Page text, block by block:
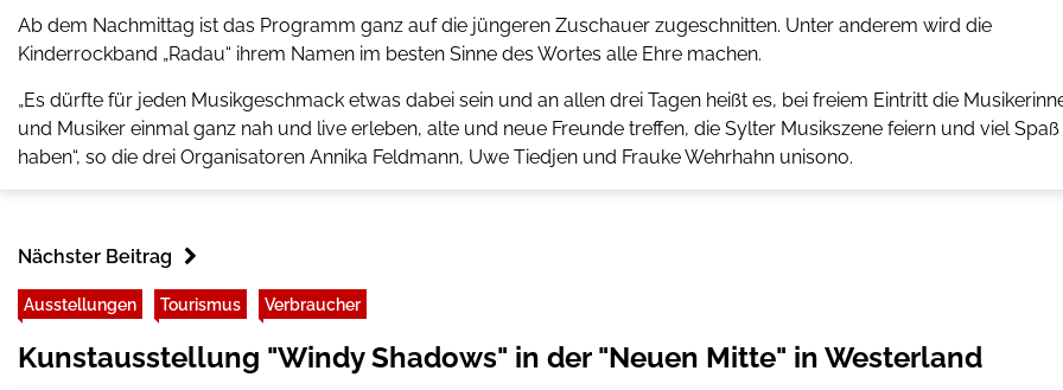
Ab dem Nachmittag ist das Programm ganz auf die jüngeren Zuschauer zugeschnitten. Unter anderem wird die
Kinderrockband „Radau“ ihrem Namen im besten Sinne des Wortes alle Ehre machen.
„Es dürfte für jeden Musikgeschmack etwas dabei sein und an allen drei Tagen heißt es, bei freiem Eintritt die
und Musiker einmal ganz nah und live erleben, alte und neue Freunde treffen, die Sylter Musikszene feiern und viel Spaß
haben“, so die drei Organisatoren Annika Feldmann, Uwe Tiedjen und Frauke Wehrhahn unisono.
Nächster Beitrag
Ausstellungen Tourismus Verbraucher
Kunstausstellung "Windy Shadows" in der "Neuen Mitte" in Westerland